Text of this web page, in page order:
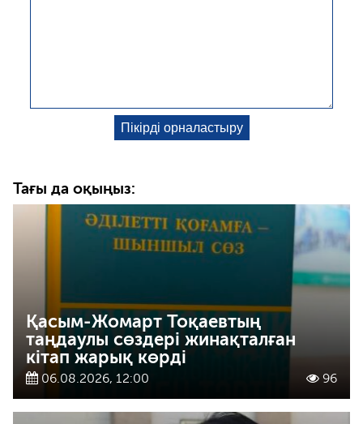
Тағы да оқыңыз:
Қасым-Жомарт Тоқаевтың
таңдаулы сөздері жинақталған
кітап жарық көрді
06.08.2026, 12:00 96